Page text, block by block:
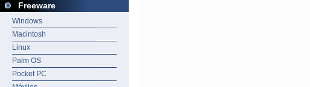
Freeware
Windows
Macintosh
Linux
Palm OS
Pocket PC